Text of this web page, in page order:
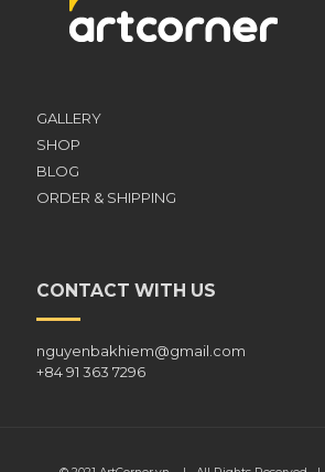
GALLERY
SHOP
BLOG
ORDER & SHIPPING
CONTACT WITH US
nguyenbakhiem@gmail.com
+84 91 363 7296